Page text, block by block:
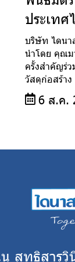
ประเทศ
บริษัท ไดนา
นำโดย คุณม
ครั้งสำคัญร่
วัสดุก่อสร้าง
6 ส.ค.
ทธิสารวิ